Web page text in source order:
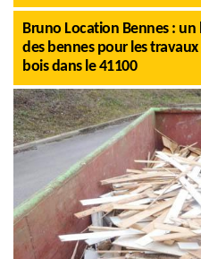
Bruno Location Bennes :
des bennes pour les
bois dans le 41100